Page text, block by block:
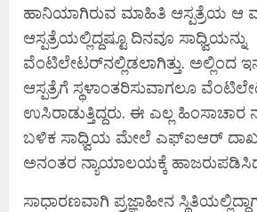
ಹಾನಿಯಾಗಿರುವ ಮಾಹಿತಿ ಆಸ್ಪತ್ರೆಯ ಆ
ಆಸ್ಪತ್ರೆಯಲ್ಲಿದ್ದಷ್ಟೂ ದಿನವೂ ಸಾಧ್ವಿಯನ್ನು
ವೆಂಟಿಲೇಟರ್‌ನಲ್ಲಿಡಲಾಗಿತ್ತು. ಅಲ್ಲಿಂದ
ಆಸ್ಪತ್ರೆಗೆ ಸ್ಥಳಾಂತರಿಸುವಾಗಲೂ
ಉಸಿರಾಡುತ್ತಿದ್ದರು. ಈ ಎಲ್ಲ
ಬಳಿಕ ಸಾಧ್ವಿಯ ಮೇಲೆ ಎಫ್‌ಐಆರ್
ಅನಂತರ ನ್ಯಾಯಾಲಯಕ್ಕೆ
ಸಾಧಾರಣವಾಗಿ ಪ್ರಜ್ಞಾಹೀನ